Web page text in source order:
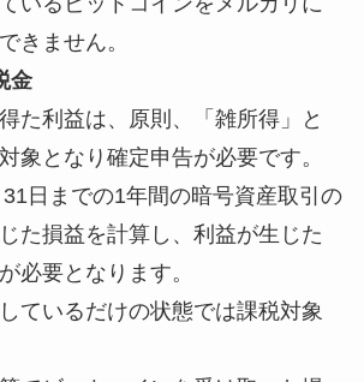
きません。
金
た利益は、原則、「雑所得」と
象となり確定申告が必要です。
日までの1年間の暗号資産取引の
た損益を計算し、利益が生じた
必要となります。
ているだけの状態では課税対象